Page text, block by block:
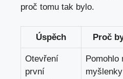
proč tomu tak bylo.
Úspěch Proč
Otevření
první
Pomohlo